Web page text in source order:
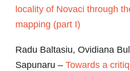
locality of Novaci through
mapping (part I)
Radu Baltasiu, Ovidiana
Sapunaru – Towards a